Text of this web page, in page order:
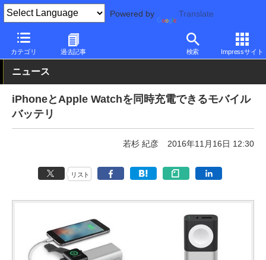
Powered by Translate
カテゴリ 過去記事 検索 Impressサイト
PC Watch 半導体/周辺機器 モバイルバッテリ
ニュース
iPhoneとApple Watchを同時充電できるモバイル
バッテリ
若杉 紀彦 2016年11月16日 12:30
リスト